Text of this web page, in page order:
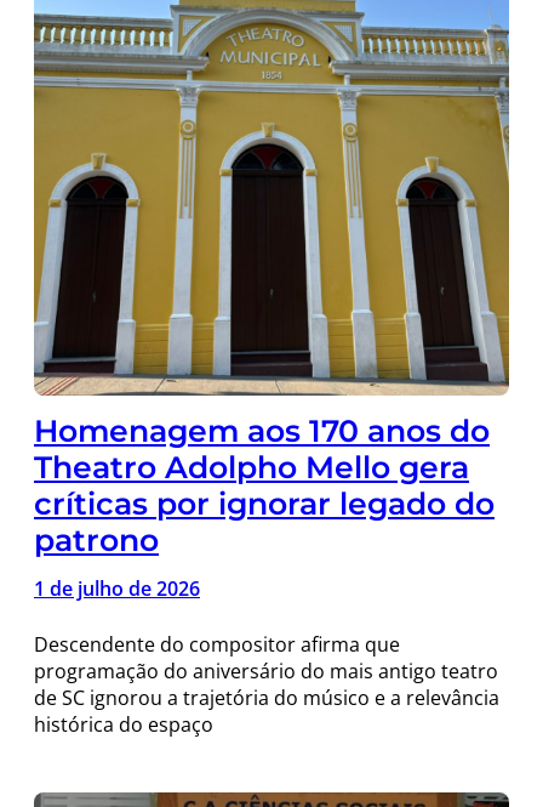
Homenagem aos 170 anos do
Theatro Adolpho Mello gera
críticas por ignorar legado do
patrono
1 de julho de 2026
Descendente do compositor afirma que
programação do aniversário do mais antigo teatro
de SC ignorou a trajetória do músico e a relevância
histórica do espaço